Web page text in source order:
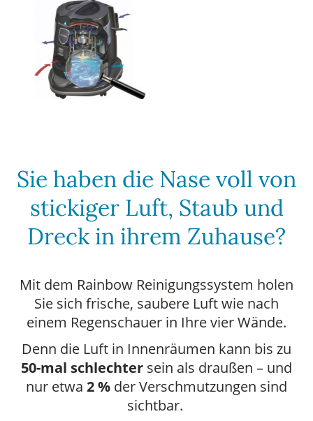
Sie haben die Nase voll von
stickiger Luft, Staub und
Dreck in ihrem Zuhause?
Mit dem Rainbow Reinigungssystem holen
Sie sich frische, saubere Luft wie nach
einem Regenschauer in Ihre vier Wände.
Denn die Luft in Innenräumen kann bis zu
50-mal schlechter sein als draußen – und
nur etwa 2 % der Verschmutzungen sind
sichtbar.